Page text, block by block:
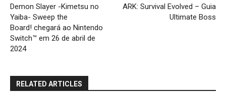
Demon Slayer -Kimetsu no
Yaiba- Sweep the
Board! chegará ao Nintendo
Switch™ em 26 de abril de
2024
ARK: Survival Evolved – Guia
Ultimate Boss
RELATED ARTICLES